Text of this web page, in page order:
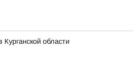
области